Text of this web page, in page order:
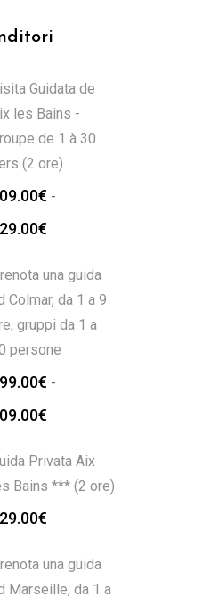
Guidata de
les Bains -
de 1 à 30
(2 ore)
€ -
€
prezzo:
da
309.00€
a
una guida
Colmar, da 1 a 9
gruppi da 1 a
persone
€ -
€
prezzo:
da
809.00€
Privata Aix
Bains *** (2 ore)
€
una guida
Marseille, da 1 a